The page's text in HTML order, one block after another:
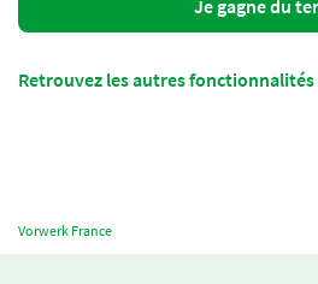
Je gagne du
Retrouvez les autres fonctionnalités
Vorwerk France